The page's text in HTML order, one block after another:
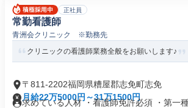
正社員
常勤看護師
青洲会クリニック ※勤務先
クリニックの看護師業務全般をお願いします♪
〒811-2202福岡県糟屋郡志免町志免
月給22万5000円～31万1500円
求めている人材 ・看護師免許必須 ・第一